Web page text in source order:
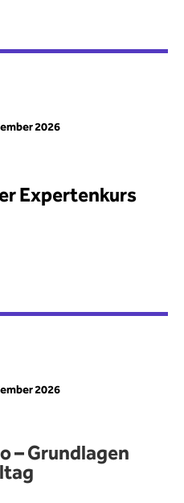
2026
Expertenkurs
2026
– Grundlagen